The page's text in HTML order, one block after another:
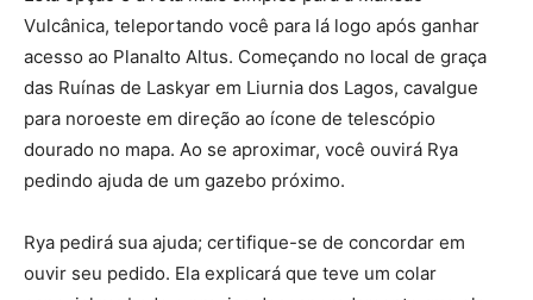
Vulcânica, teleportando você para lá logo após ganhar
acesso ao Planalto Altus. Começando no local de graça
das Ruínas de Laskyar em Liurnia dos Lagos, cavalgue
para noroeste em direção ao ícone de telescópio
dourado no mapa. Ao se aproximar, você ouvirá Rya
pedindo ajuda de um gazebo próximo.
Rya pedirá sua ajuda; certifique-se de concordar em
ouvir seu pedido. Ela explicará que teve um colar